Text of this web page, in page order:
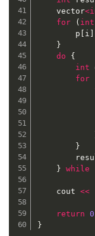
	vector
<
for
( int
		p
i
}
do
{
int
for
}
} while
	cout
<<
return 0
}